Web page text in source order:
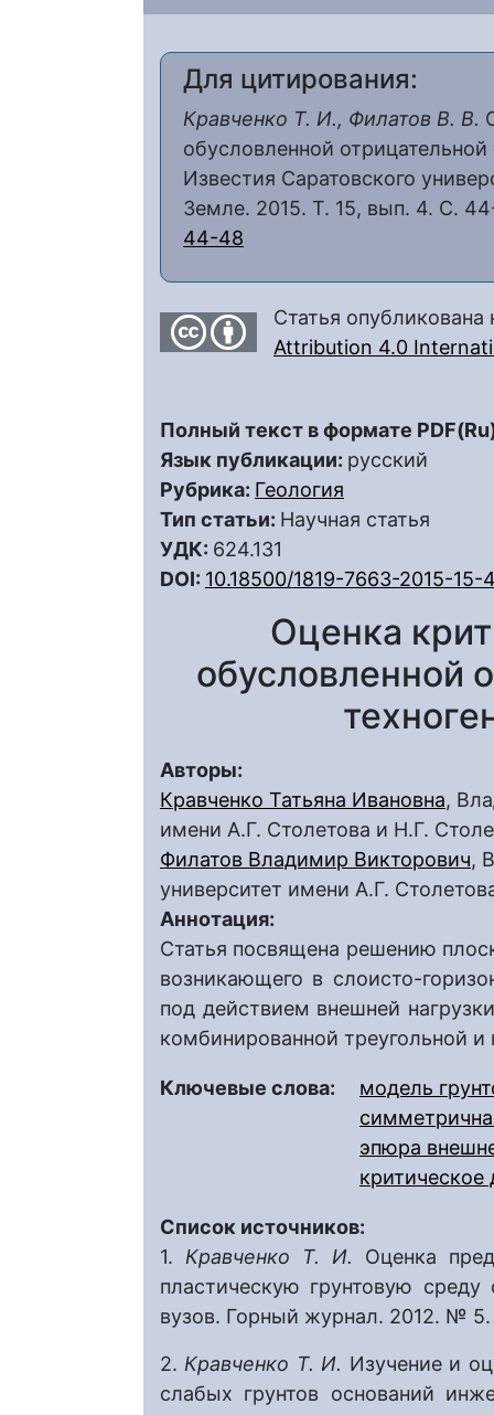
Для цитирования:
Кравченко Т. И., Филатов В. В.
обусловленной
Известия Саратовского
Земле. 2015. Т. 15, вып. 4. С.
44-48
Статья
Attribution 4.0
Полный текст в формате
Язык публикации: русский
Рубрика: Геология
Тип статьи: Научная статья
УДК: 624.131
DOI: 10.18500/1819-7663-2015-
Оценка
обусловленной
Авторы:
Кравченко Татьяна Ивановна,
имени А.Г. Столетова и Н.Г.
Филатов Владимир Викторович,
университет имени А.Г.
Аннотация:
Статья посвящена решению
возникающего в слоисто-
под действием внешней
комбинированной треугольной и
Ключевые слова:
модель
эпюра
критическое
Список источников:
1. Кравченко Т. И. Оценка
пластическую грунтовую
вузов. Горный журнал. 2012. №
2. Кравченко Т. И. Изучение и
слабых грунтов оснований